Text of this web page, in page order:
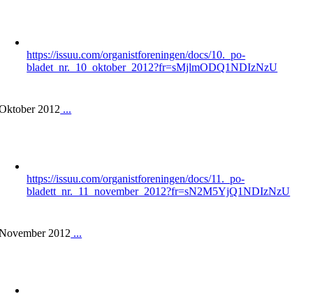
https://issuu.com/organistforeningen/docs/10._po-
bladet_nr._10_oktober_2012?fr=sMjlmODQ1NDIzNzU
2012 ...
https://issuu.com/organistforeningen/docs/11._po-
bladett_nr._11_november_2012?fr=sN2M5YjQ1NDIzNzU
2012 ...